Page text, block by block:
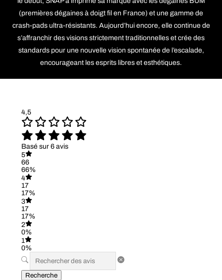
(premières dégaines à doigt fil en France) et une gamme de
crash-pads ultra-résistants. Aujourd’hui encore, elle continue de
s’affranchir des visions strictement traditionnelles et crée des
standards pour une nouvelle vision spontanée de l’escalade,
encourageant les esprits libres et esthétiques.
4,5
Basé sur 6 avis
5
66
66%
4
17
17%
3
17
17%
2
0%
1
0%
Recherche